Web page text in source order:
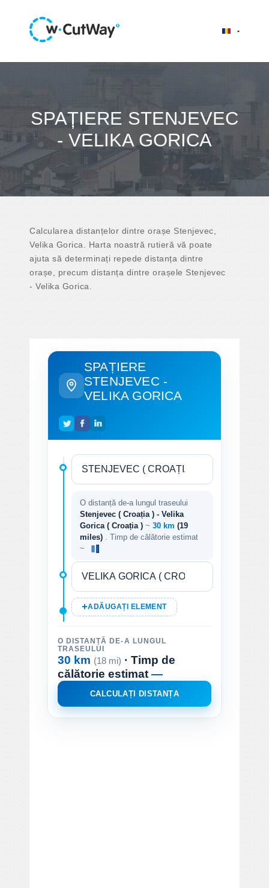
SPAȚIERE STENJEVEC
- VELIKA GORICA
Calcularea distanțelor dintre orașe Stenjevec,
Velika Gorica. Harta noastră rutieră vă poate
ajuta să determinați repede distanța dintre
orașe, precum distanța dintre orașele Stenjevec
- Velika Gorica.
SPAȚIERE
STENJEVEC -
VELIKA GORICA
O distanță de-a lungul traseului
Stenjevec ( Croația ) - Velika
Gorica ( Croația ) ~ 30 km (19
miles)
. Timp de călătorie estimat
~
ADĂUGAȚI ELEMENT
O DISTANȚĂ DE-A LUNGUL
TRASEULUI
30 km (18 mi) · Timp de
călătorie estimat—
CALCULAȚI DISTANȚA